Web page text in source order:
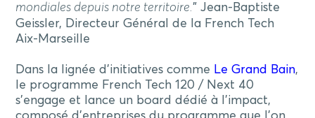
mondiales depuis notre territoire.” Jean-Baptiste
Geissler, Directeur Général de la French Tech
Aix-Marseille
Dans la lignée d’initiatives comme Le Grand Bain,
le programme French Tech 120 / Next 40
s’engage et lance un board dédié à l’impact,